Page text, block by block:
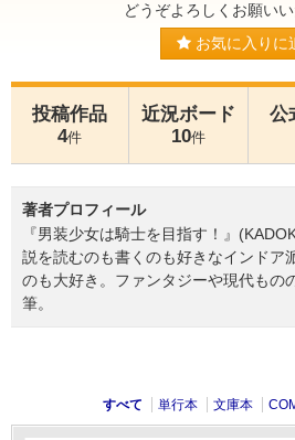
どうぞよろしくお願いい
お気に入りに
投稿作品
4件
近況ボード
10件
公
著者プロフィール
『男装少女は騎士を目指す！』
説を読むのも書くのも好きなインドア
のも大好き。ファンタジーや現代もの
筆。
すべて 単行本 文庫本